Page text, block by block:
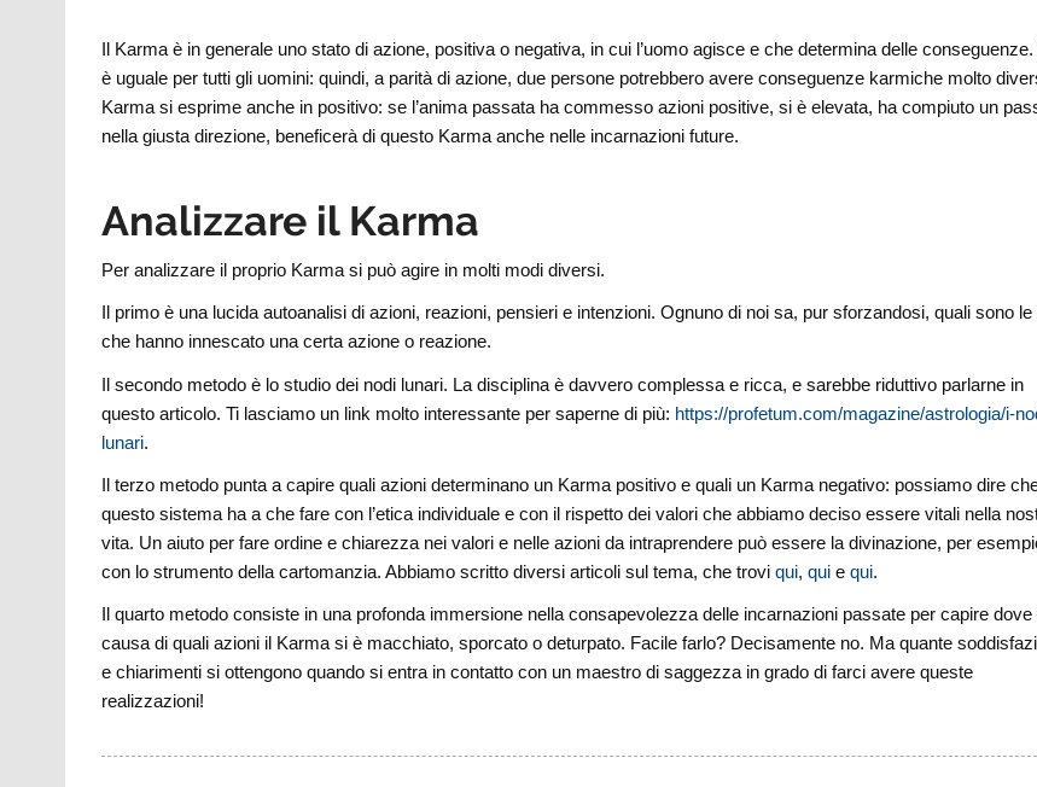
Il Karma è in generale uno stato di azione, positiva o negativa, in cui l’uomo agisce e che determina delle
è uguale per tutti gli uomini: quindi, a parità di azione, due persone potrebbero avere conseguenze karmiche molto
Karma si esprime anche in positivo: se l’anima passata ha commesso azioni positive, si è elevata, ha compiuto un
nella giusta direzione, beneficerà di questo Karma anche nelle incarnazioni future.
Analizzare il Karma
Per analizzare il proprio Karma si può agire in molti modi diversi.
Il primo è una lucida autoanalisi di azioni, reazioni, pensieri e intenzioni. Ognuno di noi sa, pur sforzandosi, quali sono le
che hanno innescato una certa azione o reazione.
Il secondo metodo è lo studio dei nodi lunari. La disciplina è davvero complessa e ricca, e sarebbe riduttivo parlarne in
questo articolo. Ti lasciamo un link molto interessante per saperne di più: https://profetum.com/magazine/astrologia/i-
lunari.
Il terzo metodo punta a capire quali azioni determinano un Karma positivo e quali un Karma negativo: possiamo dire
questo sistema ha a che fare con l’etica individuale e con il rispetto dei valori che abbiamo deciso essere vitali nella
vita. Un aiuto per fare ordine e chiarezza nei valori e nelle azioni da intraprendere può essere la divinazione, per
con lo strumento della cartomanzia. Abbiamo scritto diversi articoli sul tema, che troviqui,qui equi.
Il quarto metodo consiste in una profonda immersione nella consapevolezza delle incarnazioni passate per capire dove
causa di quali azioni il Karma si è macchiato, sporcato o deturpato. Facile farlo? Decisamente no. Ma quante
e chiarimenti si ottengono quando si entra in contatto con un maestro di saggezza in grado di farci avere queste
realizzazioni!